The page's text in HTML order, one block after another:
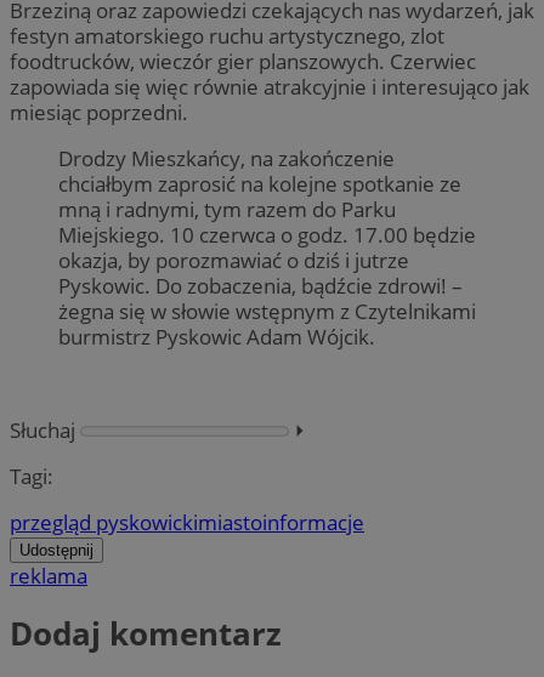
Brzeziną oraz zapowiedzi czekających nas wydarzeń, jak
festyn amatorskiego ruchu artystycznego, zlot
foodtrucków, wieczór gier planszowych. Czerwiec
zapowiada się więc równie atrakcyjnie i interesująco jak
miesiąc poprzedni.
Drodzy Mieszkańcy, na zakończenie
chciałbym zaprosić na kolejne spotkanie ze
mną i radnymi, tym razem do Parku
Miejskiego. 10 czerwca o godz. 17.00 będzie
okazja, by porozmawiać o dziś i jutrze
Pyskowic. Do zobaczenia, bądźcie zdrowi! –
żegna się w słowie wstępnym z Czytelnikami
burmistrz Pyskowic Adam Wójcik.
Słuchaj
⏵︎
Tagi:
przegląd pyskowickimiastoinformacje
Udostępnij
reklama
Dodaj komentarz